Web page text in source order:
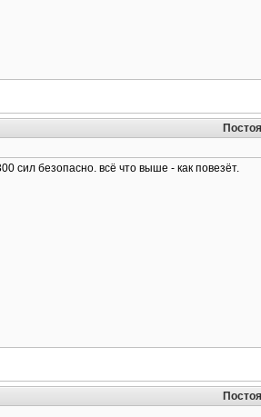
сил безопасно. всё что выше - как повезёт.